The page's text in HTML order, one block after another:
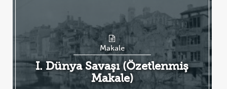
Makale
I. Dünya Savaşı (Özetlenmiş
Makale)